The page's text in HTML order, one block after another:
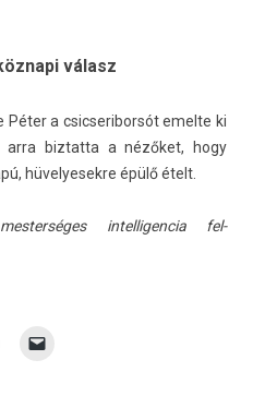
válasz
Péter a csic­seribor­sót em­el­te ki
arra bi­ztat­ta a nézőket, hogy
hüvelyesek­re épülő ételt.
in­tel­ligen­cia fel­